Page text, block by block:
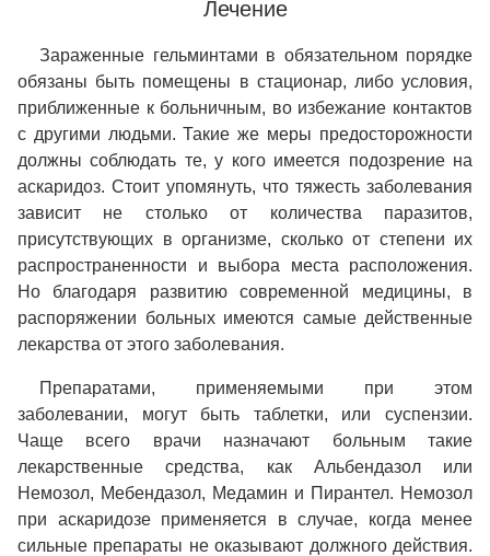
Лечение
Зараженные гельминтами в обязательном порядке
обязаны быть помещены в стационар, либо условия,
приближенные к больничным, во избежание контактов
с другими людьми. Такие же меры предосторожности
должны соблюдать те, у кого имеется подозрение на
аскаридоз. Стоит упомянуть, что тяжесть заболевания
зависит не столько от количества паразитов,
присутствующих в организме, сколько от степени их
распространенности и выбора места расположения.
Но благодаря развитию современной медицины, в
распоряжении больных имеются самые действенные
лекарства от этого заболевания.
Препаратами, применяемыми при этом
заболевании, могут быть таблетки, или суспензии.
Чаще всего врачи назначают больным такие
лекарственные средства, как Альбендазол или
Немозол, Мебендазол, Медамин и Пирантел. Немозол
при аскаридозе применяется в случае, когда менее
сильные препараты не оказывают должного действия.